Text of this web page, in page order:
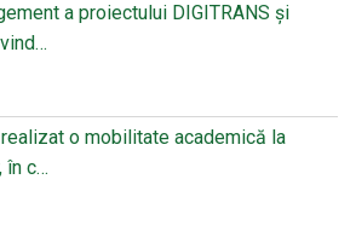
a proiectului DIGITRANS și
o mobilitate academică la
în c…